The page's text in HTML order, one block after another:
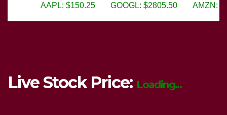
GOOGL: $2805.50 AMZN: $3450.75 MSFT:
Live Stock Price: Loading...